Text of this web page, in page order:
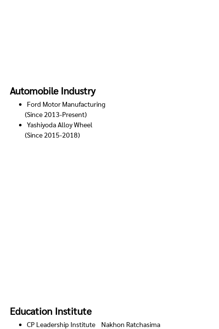
Automobile Industry
Ford Motor Manufacturing
(Since 2013-Present)
Yashiyoda Alloy Wheel
(Since 2015-2018)
Education Institute
CP Leadership Institute Nakhon Ratchasima